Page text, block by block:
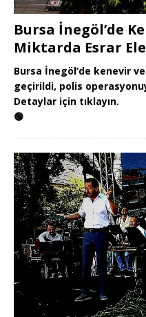
Bursa İnegöl’de
Miktarda Esrar
Bursa İnegöl’de kenevir
geçirildi, polis
Detaylar için tıklayın.
🟢